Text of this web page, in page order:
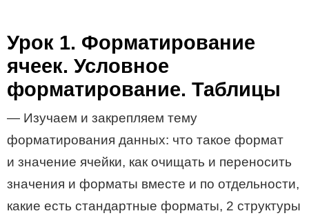
Урок 1. Форматирование
ячеек. Условное
форматирование. Таблицы
— Изучаем и закрепляем тему
форматирования данных: что такое формат
и значение ячейки, как очищать и переносить
значения и форматы вместе и по отдельности,
какие есть стандартные форматы, 2 структуры